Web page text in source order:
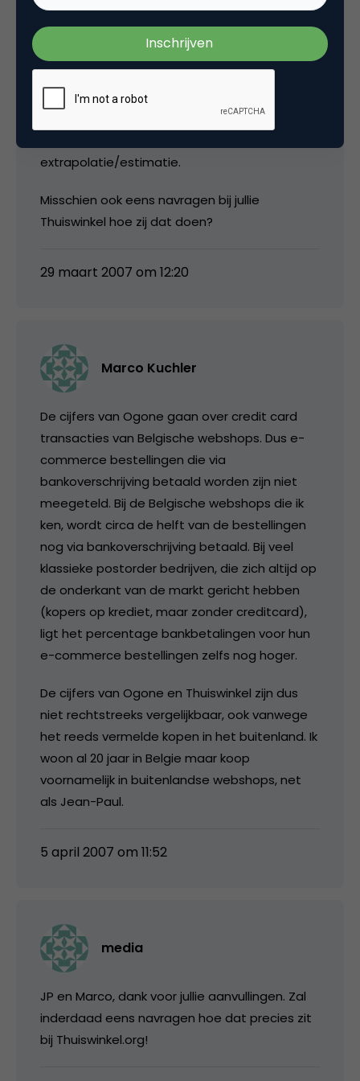
bij Amazon in Duitsland en het VK. Ik koop enkel
geschenken in eigen land.
3. Minstens de helft van de online aankopen
van Belgen gebeuren in het buitenland. Maar
niemand kan dat precies weten. De cijfers van
extrapolatie/estimatie.
Misschien ook eens navragen bij jullie
Thuiswinkel hoe zij dat doen?
29 maart 2007 om 12:20
Marco Kuchler
De cijfers van Ogone gaan over credit card
transacties van Belgische webshops. Dus e-
commerce bestellingen die via
bankoverschrijving betaald worden zijn niet
meegeteld. Bij de Belgische webshops die ik
ken, wordt circa de helft van de bestellingen
nog via bankoverschrijving betaald. Bij veel
klassieke postorder bedrijven, die zich altijd op
de onderkant van de markt gericht hebben
(kopers op krediet, maar zonder creditcard),
ligt het percentage bankbetalingen voor hun
e-commerce bestellingen zelfs nog hoger.
De cijfers van Ogone en Thuiswinkel zijn dus
niet rechtstreeks vergelijkbaar, ook vanwege
het reeds vermelde kopen in het buitenland. Ik
woon al 20 jaar in Belgie maar koop
voornamelijk in buitenlandse webshops, net
als Jean-Paul.
5 april 2007 om 11:52
media
JP en Marco, dank voor jullie aanvullingen. Zal
inderdaad eens navragen hoe dat precies zit
bij Thuiswinkel.org!